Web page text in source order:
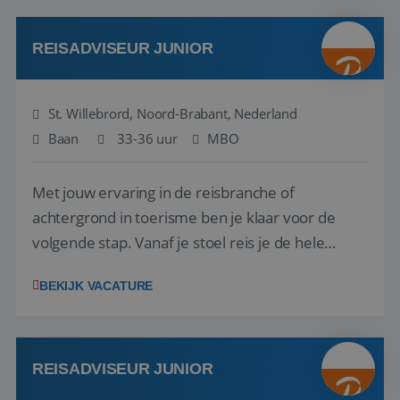
klanten te overtuigen om die droomreis te
boeken! ...
REISADVISEUR JUNIOR
St. Willebrord, Noord-Brabant, Nederland
Baan
33-36 uur MBO
Met jouw ervaring in de reisbranche of
achtergrond in toerisme ben je klaar voor de
volgende stap. Vanaf je stoel reis je de hele
wensen van je team, je klant en wat er in de
klanten te overtuigen om die droomreis te
boeken! ...
BEKIJK VACATURE
REISADVISEUR JUNIOR